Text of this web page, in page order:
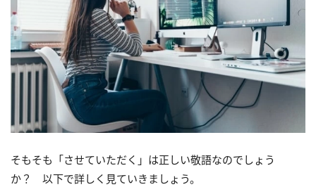
そもそも「させていただく」は正しい敬語なのでしょう
か？ 以下で詳しく見ていきましょう。